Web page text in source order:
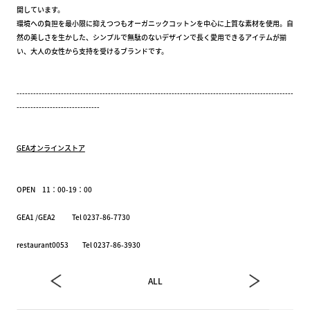
開しています。
環境への負担を最小限に抑えつつもオーガニックコットンを中心に上質な素材を使用。自
然の美しさを生かした、シンプルで無駄のないデザインで長く愛用できるアイテムが揃
い、大人の女性から支持を受けるブランドです。
----------------------------------------------------------------------------------------------------
------------------------------
GEAオンラインストア
OPEN 11：00-19：00
GEA1 /GEA2 Tel 0237-86-7730
restaurant0053 Tel 0237-86-3930
ALL